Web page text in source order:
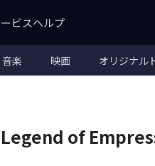
ビスヘルプ
音楽 映画 オリジナル
of